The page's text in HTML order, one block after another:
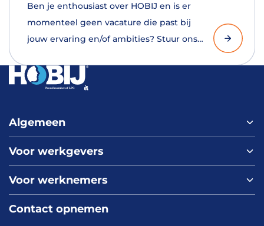
Ben je enthousiast over HOBIJ en is er
momenteel geen vacature die past bij
jouw ervaring en/of ambities? Stuur ons
Algemeen
Home
Over ons
Werken bij HOBIJ
Contact
Voor werkgevers
Nieuws
Blog
Academy
Voor werknemers
Vacaturepagina
Contact opnemen